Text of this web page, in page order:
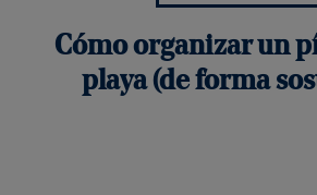
Cómo organizar un
playa (de forma